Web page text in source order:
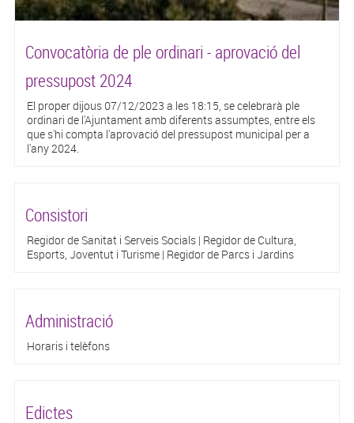
Convocatòria de ple ordinari - aprovació del
pressupost 2024
El proper dijous 07/12/2023 a les 18:15, se celebrarà ple
ordinari de l'Ajuntament amb diferents assumptes, entre els
que s'hi compta l'aprovació del pressupost municipal per a
l'any 2024.
Consistori
Regidor de Sanitat i Serveis Socials | Regidor de Cultura,
Esports, Joventut i Turisme | Regidor de Parcs i Jardins
Administració
Horaris i telèfons
Edictes